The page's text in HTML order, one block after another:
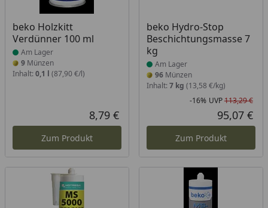
beko Holzkitt
Verdünner 100 ml
Produkt am Lager
Am Lager
9 Münzen
Inhalt: 0,1 l (87,90 €/l)
Aktueller Preis
8,79 €
Zum Produkt
beko Hydro-Stop
Beschichtungsmasse 7
kg
Produkt am Lager
Am Lager
96Münzen
Inhalt: 7 kg (13,58 €/kg)
-16% UVP113,29 €
95,07 €
Zum Produkt